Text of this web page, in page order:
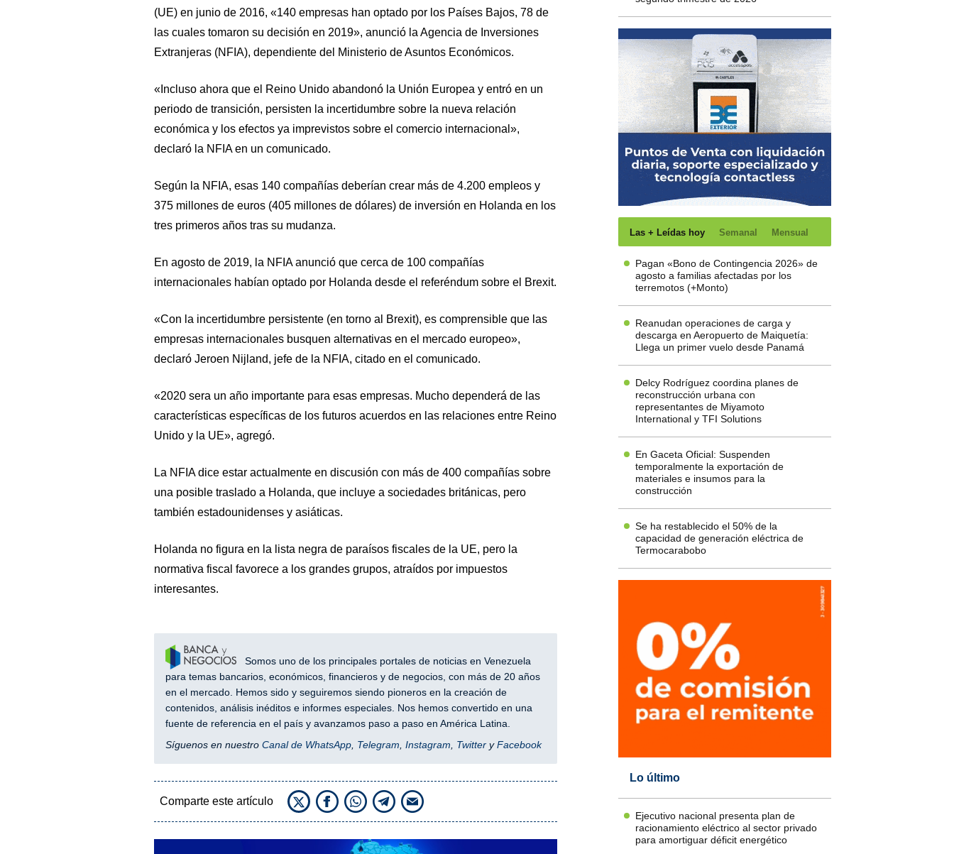
(UE) en junio de 2016, «140 empresas han optado por los Países Bajos, 78 de
las cuales tomaron su decisión en 2019», anunció la Agencia de Inversiones
Extranjeras (NFIA), dependiente del Ministerio de Asuntos Económicos.
«Incluso ahora que el Reino Unido abandonó la Unión Europea y entró en un
periodo de transición, persisten la incertidumbre sobre la nueva relación
económica y los efectos ya imprevistos sobre el comercio internacional»,
declaró la NFIA en un comunicado.
Según la NFIA, esas 140 compañías deberían crear más de 4.200 empleos y
375 millones de euros (405 millones de dólares) de inversión en Holanda en los
tres primeros años tras su mudanza.
En agosto de 2019, la NFIA anunció que cerca de 100 compañías
internacionales habían optado por Holanda desde el referéndum sobre el Brexit.
«Con la incertidumbre persistente (en torno al Brexit), es comprensible que las
empresas internacionales busquen alternativas en el mercado europeo»,
declaró Jeroen Nijland, jefe de la NFIA, citado en el comunicado.
«2020 sera un año importante para esas empresas. Mucho dependerá de las
características específicas de los futuros acuerdos en las relaciones entre Reino
Unido y la UE», agregó.
La NFIA dice estar actualmente en discusión con más de 400 compañías sobre
una posible traslado a Holanda, que incluye a sociedades británicas, pero
también estadounidenses y asiáticas.
Holanda no figura en la lista negra de paraísos fiscales de la UE, pero la
normativa fiscal favorece a los grandes grupos, atraídos por impuestos
interesantes.
Somos uno de los principales portales de noticias en Venezuela
para temas bancarios, económicos, financieros y de negocios, con más de 20 años
en el mercado. Hemos sido y seguiremos siendo pioneros en la creación de
contenidos, análisis inéditos e informes especiales. Nos hemos convertido en una
fuente de referencia en el país y avanzamos paso a paso en América Latina.
Síguenos en nuestro Canal de WhatsApp, Telegram, Instagram, TwitteryFacebook
Comparte este artículo
Las + Leídas hoy Semanal Mensual
Pagan «Bono de Contingencia 2026» de
agosto a familias afectadas por los
terremotos (+Monto)
Reanudan operaciones de carga y
descarga en Aeropuerto de Maiquetía:
Llega un primer vuelo desde Panamá
Delcy Rodríguez coordina planes de
reconstrucción urbana con
representantes de Miyamoto
International y TFI Solutions
En Gaceta Oficial: Suspenden
temporalmente la exportación de
materiales e insumos para la
construcción
Se ha restablecido el 50% de la
capacidad de generación eléctrica de
Termocarabobo
Lo último
Ejecutivo nacional presenta plan de
racionamiento eléctrico al sector privado
para amortiguar déficit energético